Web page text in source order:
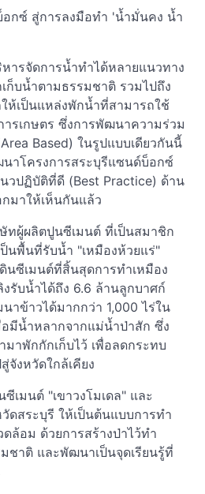
อกซ์ สู่การลงมือทำ 'น้ำมั่นคง น้ำ
ารจัดการน้ำทำได้หลายแนวทาง
ก็บน้ำตามธรรมชาติ รวมไปถึง
ห้เป็นแหล่งพักน้ำที่สามารถใช้
รเกษตร ซึ่งการพัฒนาความร่วม
Based) ในรูปแบบเดียวกันนี้
าโครงการสระบุรีแซนด์บ็อกซ์
วปฏิบัติที่ดี (Best Practice) ด้าน
มาให้เห็นกันแล้ว
ทผู้ผลิตปูนซีเมนต์ ที่เป็นสมาชิก
นพื้นที่รับน้ำ "เหมืองห้วยแร่"
นซีเมนต์ที่สิ้นสุดการทำเหมือง
รับน้ำได้ถึง 6.6 ล้านลูกบาศก์
าข้าวได้มากกว่า 1,000 ไร่ใน
มีน้ำหลากจากแม่น้ำป่าสัก ซึ่ง
าพักกักเก็บไว้ เพื่อลดกระทบ
จังหวัดใกล้เคียง
เมนต์ "เขาวงโมเดล" และ
ดสระบุรี ให้เป็นต้นแบบการทำ
ล้อม ด้วยการสร้างป่าไว้ทำ
ชาติ และพัฒนาเป็นจุดเรียนรู้ที่